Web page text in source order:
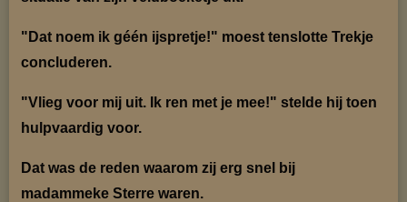
"Dat noem ik géén ijspretje!" moest tenslotte Trekje
concluderen.
"Vlieg voor mij uit. Ik ren met je mee!" stelde hij toen
hulpvaardig voor.
Dat was de reden waarom zij erg snel bij
madammeke Sterre waren.